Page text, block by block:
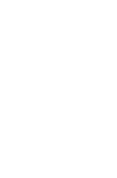
Allah says to this
وَالَّذِى أَوْحَيْنَآ إِلَيْكَ